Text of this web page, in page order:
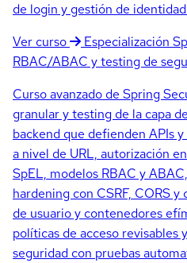
de login y gestión de
Ver curso
Especialización
RBAC/ABAC y testing de
Curso avanzado de Spring
granular y testing de la capa
backend que defienden APIs
a nivel de URL, autorización
SpEL, modelos RBAC y
hardening con CSRF, CORS
de usuario y contenedores
políticas de acceso revisables
seguridad con pruebas